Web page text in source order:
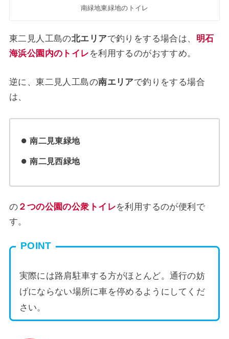
南緑地東緑地のトイレ
東二見人工島の北エリアで釣りをする場合は、 明石
海浜公園内のトイレ を利用するのがおすすめ。
逆に、東二見人工島の南エリアで釣りをする場合
は、
南二見東緑地
南二見西緑地
の ２つの公園の公衆トイレを利用するのが便利で
す。
POINT
実際には路肩駐車する方がほとんど。通行の妨
げにならない場所に車を停めるようにしてくだ
さい。